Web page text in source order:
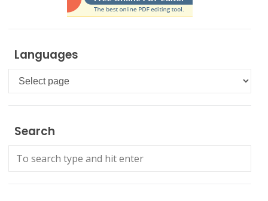
Languages
Languages
Search